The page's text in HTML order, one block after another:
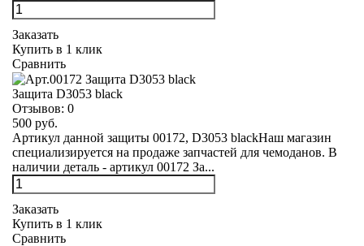
Заказать
Купить в 1 клик
Сравнить
Защита D3053 black
Отзывов: 0
500 руб.
Артикул данной защиты 00172, D3053 blackНаш магазин
специализируется на продаже запчастей для чемоданов. В
наличии деталь - артикул 00172 За...
Заказать
Купить в 1 клик
Сравнить